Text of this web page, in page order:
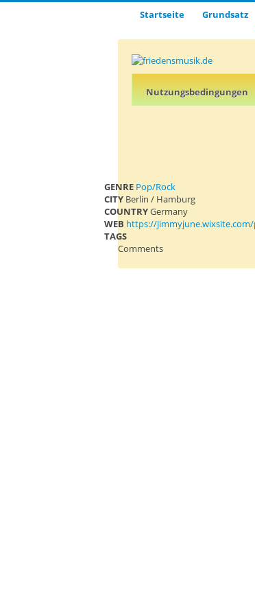
Startseite Grund­satz­
Nutz­ungs­­­bedin­g­­ungen
GENRE Pop/Rock
CITY Berlin / Hamburg
COUNTRYGermany
WEB https://
TAGS
Comments